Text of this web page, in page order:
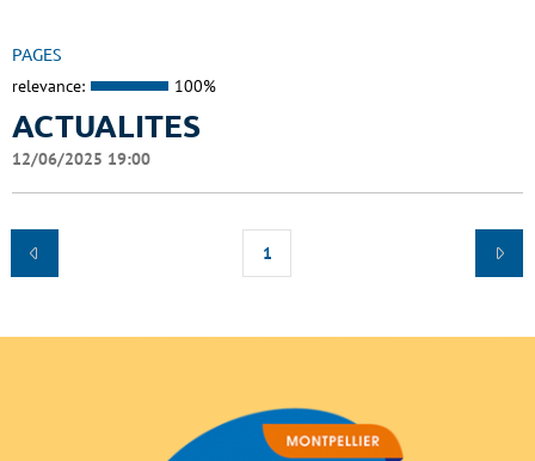
PAGES
relevance: 100%
ACTUALITES
12/06/2025 19:00
1